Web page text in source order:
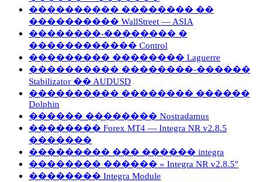
���������� �������� ��
���������� WallStreet — ASIA
��������-�������� �
������������ Control
��������� �������� Laguerre
���������� ��������-������
Stabilizator �� AUDUSD
���������� �������� ������
Dolphin
������ �������� Nostradamus
�������� Forex MT4 — Integra NR v2.8.5
�������
��������� ��� ������ integra
�������� ������ » Integra NR v2.8.5″
�������� Integra Module